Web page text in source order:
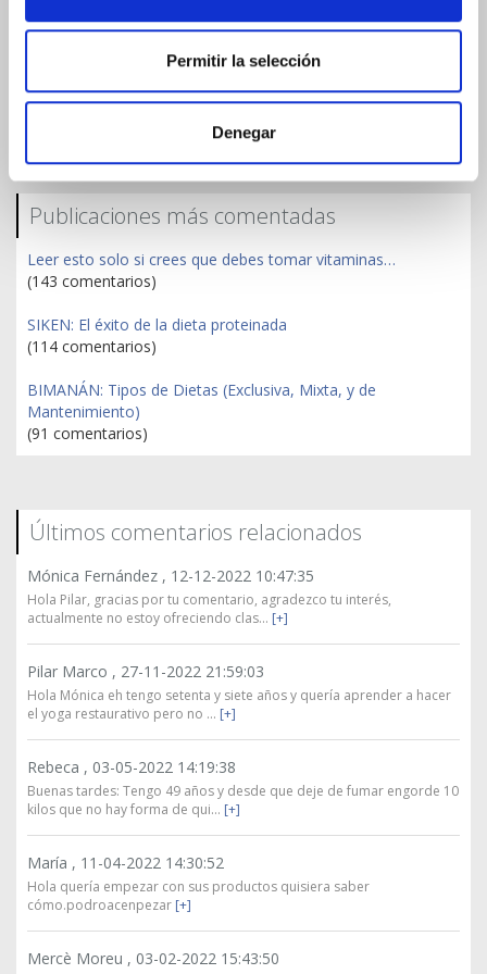
Permitir la selección
Denegar
HÁBITOS SALUDABLES PARA BAJAR DE PESO
PREPÁRATE para el Verano con el PLAN SIKEN INTENSE
Publicaciones más comentadas
Leer esto solo si crees que debes tomar vitaminas…
(143 comentarios)
SIKEN: El éxito de la dieta proteinada
(114 comentarios)
BIMANÁN: Tipos de Dietas (Exclusiva, Mixta, y de
Mantenimiento)
(91 comentarios)
Últimos comentarios relacionados
Mónica Fernández , 12-12-2022 10:47:35
Hola Pilar, gracias por tu comentario, agradezco tu interés,
actualmente no estoy ofreciendo clas... [+]
Pilar Marco , 27-11-2022 21:59:03
Hola Mónica eh tengo setenta y siete años y quería aprender a hacer
el yoga restaurativo pero no ... [+]
Rebeca , 03-05-2022 14:19:38
Buenas tardes: Tengo 49 años y desde que deje de fumar engorde 10
kilos que no hay forma de qui... [+]
María , 11-04-2022 14:30:52
Hola quería empezar con sus productos quisiera saber
cómo.podroacenpezar [+]
Mercè Moreu , 03-02-2022 15:43:50